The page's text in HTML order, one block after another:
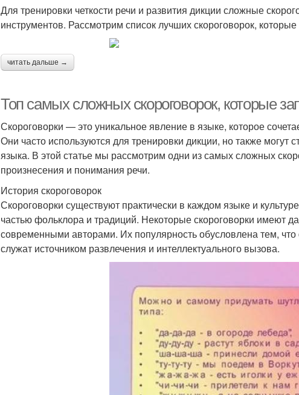
Для тренировки четкости речи и развития дикции сложные
инструментов. Рассмотрим список лучших скороговорок,
читать дальше →
Топ самых сложных скороговорок, которые
Скороговорки — это уникальное явление в языке, которое
Они часто используются для тренировки дикции, но также
языка. В этой статье мы рассмотрим одни из самых сложных
произнесения и понимания речи.
История скороговорок
Скороговорки существуют практически в каждом языке и
частью фольклора и традиций. Некоторые скороговорки имеют
современными авторами. Их популярность обусловлена тем,
служат источником развлечения и интеллектуального вызова.